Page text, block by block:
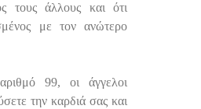
τους άλλους και ότι
με τον ανώτερο
99, οι άγγελοι
την καρδιά σας και